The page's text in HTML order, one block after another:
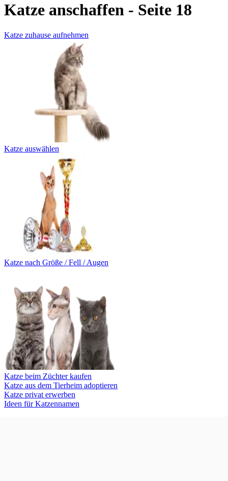
Katze anschaffen - Seite 18
Katze zuhause aufnehmen
Katze auswählen
Katze nach Größe / Fell / Augen
Katze beim Züchter kaufen
Katze aus dem Tierheim adoptieren
Katze privat erwerben
Ideen für Katzennamen